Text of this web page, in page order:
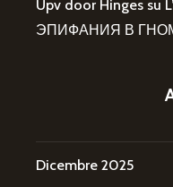
Upv door Hinges su
ЭПИФАНИЯ В
Dicembre 2025